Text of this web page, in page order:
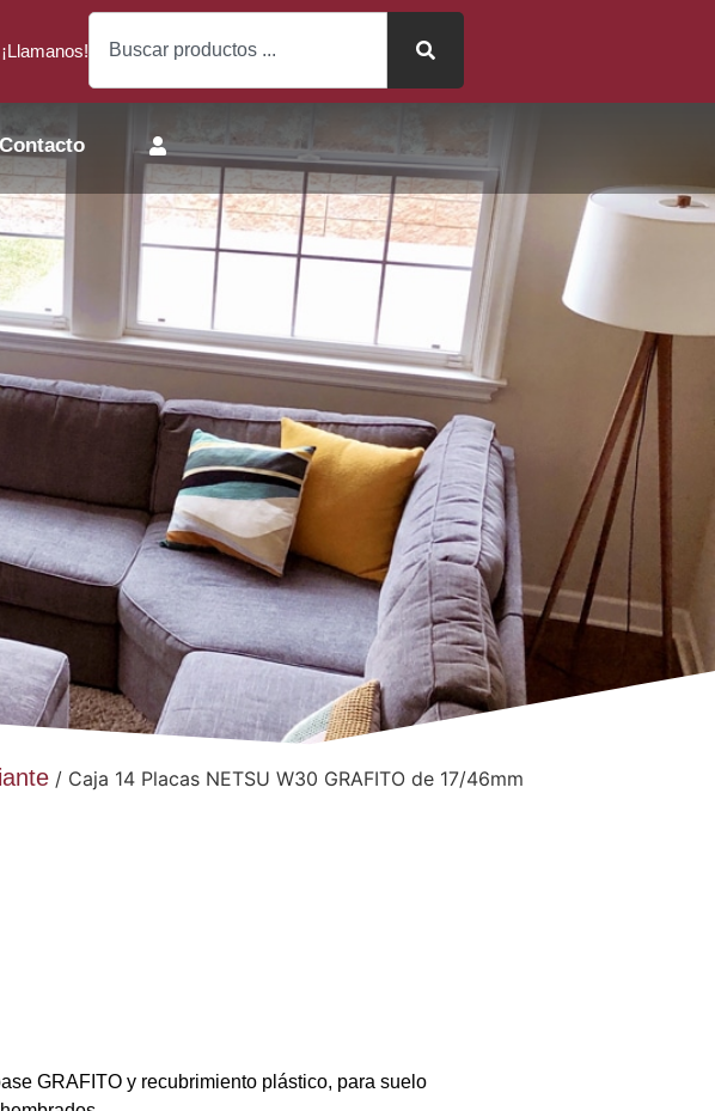
Contacto
/ Caja 14 Placas NETSU W30 GRAFITO de 17/46mm
GRAFITO y recubrimiento plástico, para suelo